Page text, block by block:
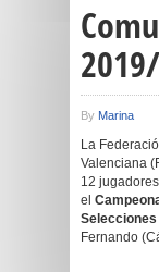
By Marina
La
Valenciana
12
el
Fernando